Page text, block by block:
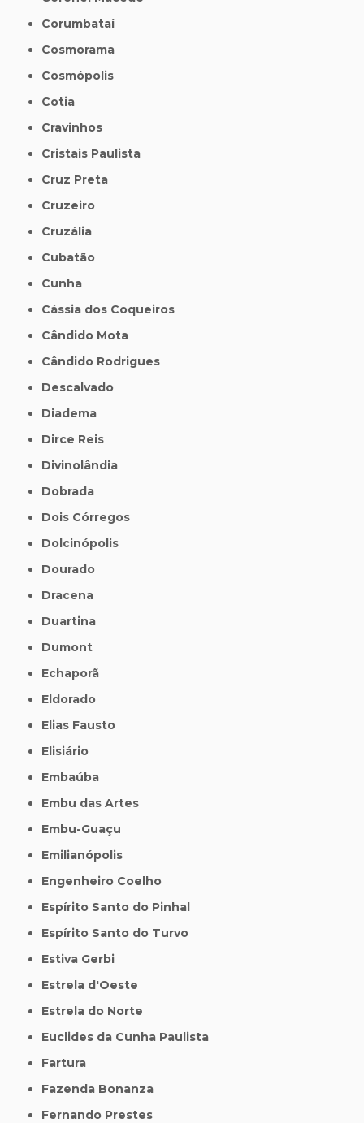
Corumbataí
Cosmorama
Cosmópolis
Cotia
Cravinhos
Cristais Paulista
Cruz Preta
Cruzeiro
Cruzália
Cubatão
Cunha
Cássia dos Coqueiros
Cândido Mota
Cândido Rodrigues
Descalvado
Diadema
Dirce Reis
Divinolândia
Dobrada
Dois Córregos
Dolcinópolis
Dourado
Dracena
Duartina
Dumont
Echaporã
Eldorado
Elias Fausto
Elisiário
Embaúba
Embu das Artes
Embu-Guaçu
Emilianópolis
Engenheiro Coelho
Espírito Santo do Pinhal
Espírito Santo do Turvo
Estiva Gerbi
Estrela d'Oeste
Estrela do Norte
Euclides da Cunha Paulista
Fartura
Fazenda Bonanza
Fernando Prestes